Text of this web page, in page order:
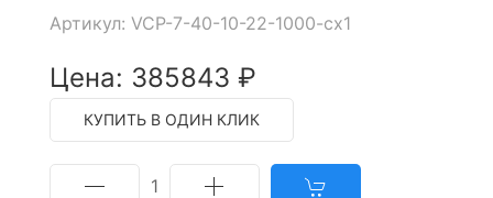
Артикул: VCP-7-40-10-22-1000-cx1
Цена: 385843 ₽
КУПИТЬ В ОДИН КЛИК
1